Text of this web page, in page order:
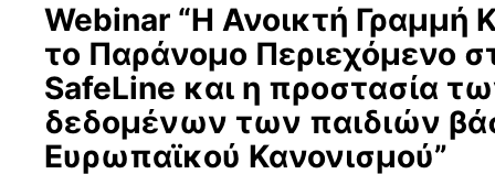
Webinar “Η Ανοικτή Γραμμή
το Παράνομο Περιεχόμενο
SafeLine και η προστασία
δεδομένων των παιδιών
Ευρωπαϊκού Κανονισμού”